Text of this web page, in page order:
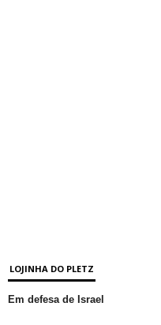
LOJINHA DO PLETZ
Em defesa de Israel